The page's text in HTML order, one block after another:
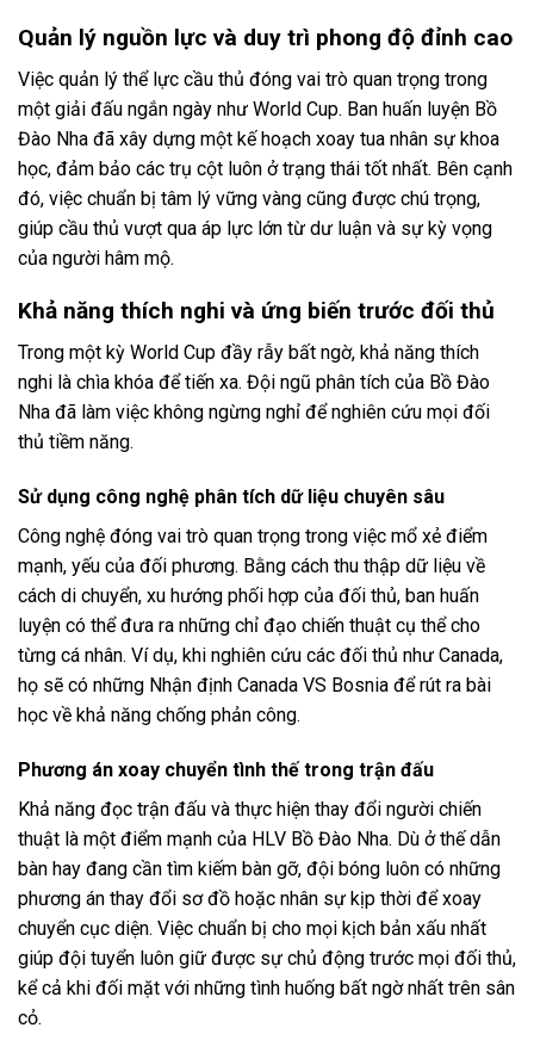
Quản lý nguồn lực và duy trì phong độ đỉnh cao
Việc quản lý thể lực cầu thủ đóng vai trò quan trọng trong
một giải đấu ngắn ngày như World Cup. Ban huấn luyện Bồ
Đào Nha đã xây dựng một kế hoạch xoay tua nhân sự khoa
học, đảm bảo các trụ cột luôn ở trạng thái tốt nhất. Bên cạnh
đó, việc chuẩn bị tâm lý vững vàng cũng được chú trọng,
giúp cầu thủ vượt qua áp lực lớn từ dư luận và sự kỳ vọng
của người hâm mộ.
Khả năng thích nghi và ứng biến trước đối thủ
Trong một kỳ World Cup đầy rẫy bất ngờ, khả năng thích
nghi là chìa khóa để tiến xa. Đội ngũ phân tích của Bồ Đào
Nha đã làm việc không ngừng nghỉ để nghiên cứu mọi đối
thủ tiềm năng.
Sử dụng công nghệ phân tích dữ liệu chuyên sâu
Công nghệ đóng vai trò quan trọng trong việc mổ xẻ điểm
mạnh, yếu của đối phương. Bằng cách thu thập dữ liệu về
cách di chuyển, xu hướng phối hợp của đối thủ, ban huấn
luyện có thể đưa ra những chỉ đạo chiến thuật cụ thể cho
từng cá nhân. Ví dụ, khi nghiên cứu các đối thủ như Canada,
họ sẽ có những Nhận định Canada VS Bosnia để rút ra bài
học về khả năng chống phản công.
Phương án xoay chuyển tình thế trong trận đấu
Khả năng đọc trận đấu và thực hiện thay đổi người chiến
thuật là một điểm mạnh của HLV Bồ Đào Nha. Dù ở thế dẫn
bàn hay đang cần tìm kiếm bàn gỡ, đội bóng luôn có những
phương án thay đổi sơ đồ hoặc nhân sự kịp thời để xoay
chuyển cục diện. Việc chuẩn bị cho mọi kịch bản xấu nhất
giúp đội tuyển luôn giữ được sự chủ động trước mọi đối thủ,
kể cả khi đối mặt với những tình huống bất ngờ nhất trên sân
cỏ.